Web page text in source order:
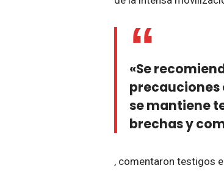
«Se
precauciones
se mantiene
brechas y
, comentaron testigos